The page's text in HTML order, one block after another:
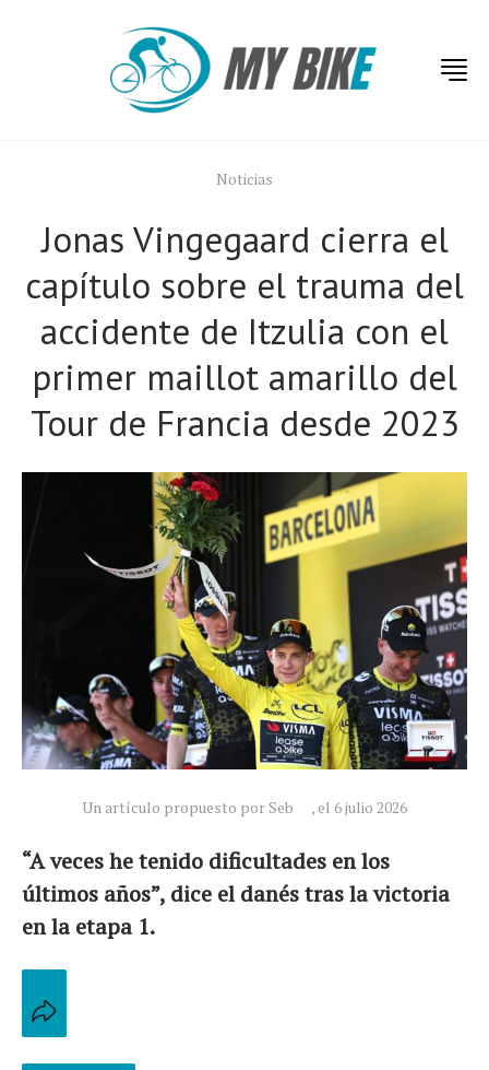
Noticias
Jonas Vingegaard cierra el
capítulo sobre el trauma del
accidente de Itzulia con el
primer maillot amarillo del
Tour de Francia desde 2023
Un artículo propuesto por Seb , el 6 julio 2026
“A veces he tenido dificultades en los
últimos años”, dice el danés tras la victoria
en la etapa 1.